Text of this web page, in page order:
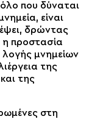
που δύναται
είναι
δρώντας
η προστασία
λογής μνημείων
της
της
στη